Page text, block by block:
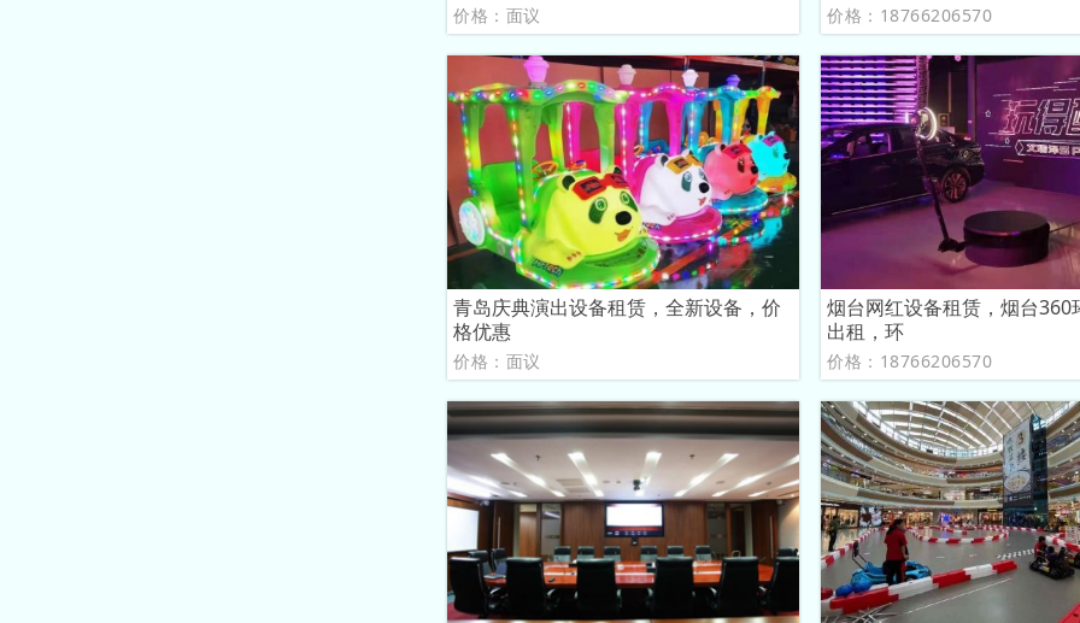
价格：面议 价格：18766206570
青岛庆典演出设备租赁，全新设备，价
格优惠
价格：面议
烟台网红设备租赁，烟台360
出租，环
价格：18766206570